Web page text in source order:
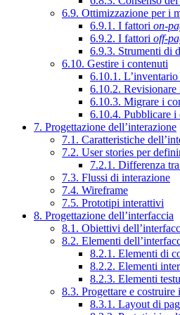
6.9. Ottimizzazione per i
6.9.1. I fattori on-
6.9.2. I fattori off-
6.9.3. Strumenti di
6.10. Gestire i contenuti
6.10.1.
6.10.2. Revisionare
6.10.3. Migrare i
6.10.4. Pubblicare i
7. Progettazione dell’interazione
7.1. Caratteristiche
7.2. User stories per
7.2.1. Differenza
7.3. Flussi di interazione
7.4. Wireframe
7.5. Prototipi interattivi
8. Progettazione dell’interfaccia
8.1. Obiettivi
8.2. Elementi
8.2.1. Elementi di
8.2.2. Elementi
8.2.3. Elementi
8.3. Progettare e costruire
8.3.1. Layout di